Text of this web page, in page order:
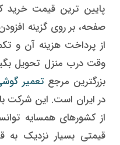
پایین ترین قیمت خرید
صفحه، بر روی گزینه
از پرداخت هزینه آن و
وقت درب منزل تحویل
بزرگترین مرجع تعمیر
در ایران است. این شرکت
قیمتی بسیار نزدیک